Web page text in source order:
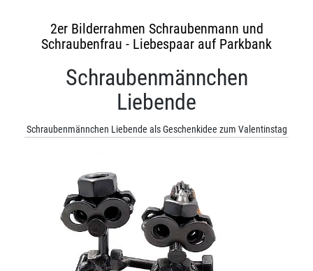
2er Bilderrahmen Schraubenmann und
Schraubenfrau - Liebespaar auf Parkbank
Schraubenmännchen
Liebende
Schraubenmännchen Liebende als Geschenkidee zum Valentinstag